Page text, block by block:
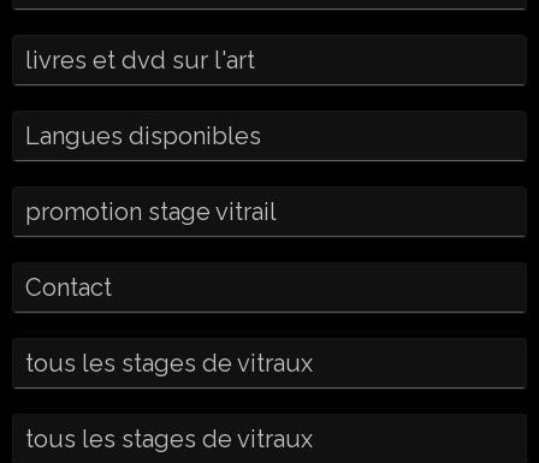
livres et dvd sur l'art
Langues disponibles
promotion stage vitrail
Contact
tous les stages de vitraux
tous les stages de vitraux